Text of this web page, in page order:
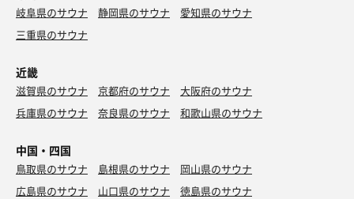
岐阜県のサウナ 静岡県のサウナ
愛知県のサウナ
三重県のサウナ
近畿
滋賀県のサウナ 京都府のサウナ
大阪府のサウナ
兵庫県のサウナ
奈良県のサウナ 和歌山県のサウナ
中国・四国
鳥取県のサウナ 島根県のサウナ
岡山県のサウナ
広島県のサウナ
山口県のサウナ
徳島県のサウナ